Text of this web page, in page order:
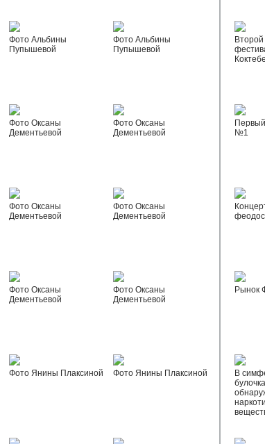
Фото Альбины
Пупышевой
Фото Альбины
Пупышевой
Фото Оксаны
Дементьевой
Фото Оксаны
Дементьевой
Фото Оксаны
Дементьевой
Фото Оксаны
Дементьевой
Фото Оксаны
Дементьевой
Фото Оксаны
Дементьевой
Фото Янины Плаксиной Фото Янины Плаксиной
№1
Рынок
В